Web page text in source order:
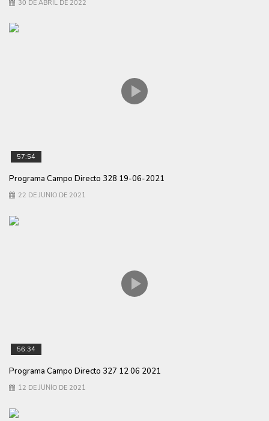
30 DE ABRIL DE 2022
57:54
Programa Campo Directo 328 19-06-2021
22 DE JUNIO DE 2021
56:34
Programa Campo Directo 327 12 06 2021
12 DE JUNIO DE 2021